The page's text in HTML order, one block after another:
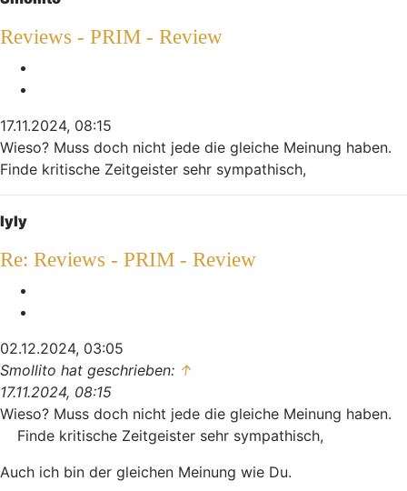
Reviews - PRIM - Review
17.11.2024, 08:15
Wieso? Muss doch nicht jede die gleiche Meinung haben.
Finde kritische Zeitgeister sehr sympathisch,
lyly
Re: Reviews - PRIM - Review
02.12.2024, 03:05
Smollito hat geschrieben: ↑
17.11.2024, 08:15
Wieso? Muss doch nicht jede die gleiche Meinung haben.
Finde kritische Zeitgeister sehr sympathisch,
Auch ich bin der gleichen Meinung wie Du.